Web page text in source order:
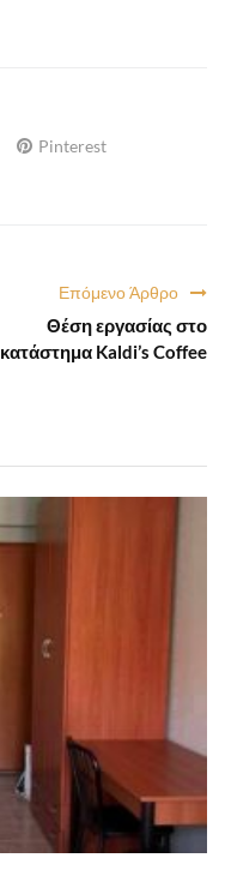
Pinterest
Επόμενο Άρθρο
Θέση εργασίας στο
κατάστημα Kaldi’s Coffee